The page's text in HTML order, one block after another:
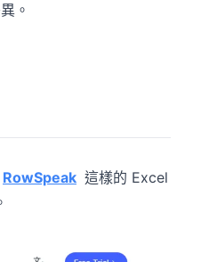
。
RowSpeak 這樣的 Excel